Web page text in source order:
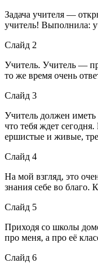
Задача учителя —
учитель! Выполнила:
Слайд 2
Учитель. Учитель —
то же время очень
Слайд 3
Учитель должен
что тебя ждет
ершистые и живые,
Слайд 4
На мой взгляд, это
знания себе во благо.
Слайд 5
Приходя со школы
про меня, а про её
Слайд 6